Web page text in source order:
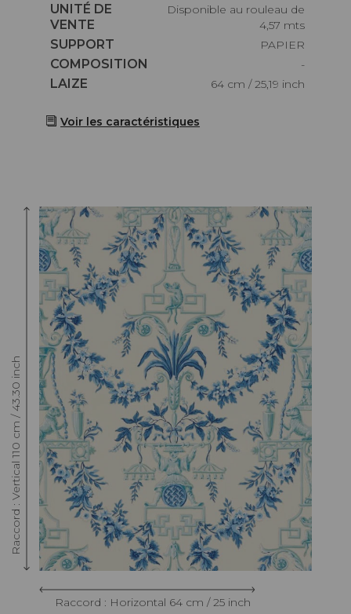
Caractéristiques
UNITÉ DE
VENTE
Disponible au rouleau de
4,57 mts
Caractéristiques
SUPPORT
PAPIER
Caractéristiques
COMPOSITION
-
Caractéristiques
LAIZE 64 cm / 25,19 inch
Voir les caractéristiques
Raccord : Vertical 110 cm / 43.30 inch
Raccord : Horizontal 64 cm / 25 inch